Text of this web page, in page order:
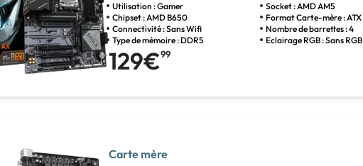
Utilisation : Gamer
Socket : AMD AM5
Chipset : AMD B650
Format Carte-mère : ATX
Connectivité : Sans Wifi
Nombre de barrettes : 4
Type de mémoire : DDR5
Eclairage RGB : Sans RGB
129€99
Carte mère